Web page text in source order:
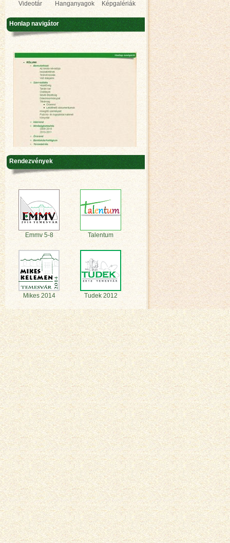
Videotár Hanganyagok Képgalériák
Honlap navigátor
Rendezvények
Emmv 5-8 Talentum
Mikes 2014 Tudek 2012